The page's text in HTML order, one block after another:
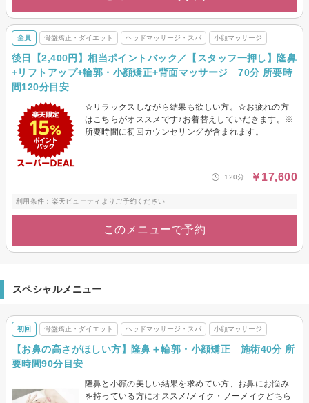
全員 骨盤矯正・ダイエット ヘッドマッサージ・スパ 小顔マッサージ
後日【2,400円】相当ポイントバック／【スタッフ一押し】隆鼻
+リフトアップ+輪郭・小顔矯正+背面マッサージ 70分 所要時
間120分目安
☆リラックスしながら結果も欲しい方。☆お疲れの方
はこちらがオススメです♪お着替えしていだきます。※
所要時間に初回カウンセリングが含まれます。
120分 ￥17,600
利用条件：楽天ビューティよりご予約ください
このメニューで予約
スペシャルメニュー
初回 骨盤矯正・ダイエット ヘッドマッサージ・スパ 小顔マッサージ
【お鼻の高さがほしい方】隆鼻＋輪郭・小顔矯正 施術40分 所
要時間90分目安
隆鼻と小顔の美しい結果を求めてい方、お鼻にお悩み
を持っている方にオススメ/メイク・ノーメイクどちら